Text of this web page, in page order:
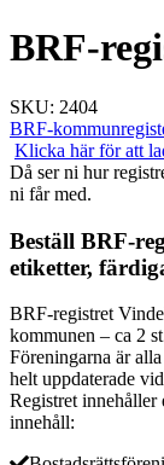
BRF-
SKU: 2404
BRF-
Klicka här för att
Då ser ni hur
ni får med.
Beställ BRF-
etiketter,
BRF-registret
kommunen – ca 2
Föreningarna är
helt uppdaterade
Registret innehåller
innehåll: